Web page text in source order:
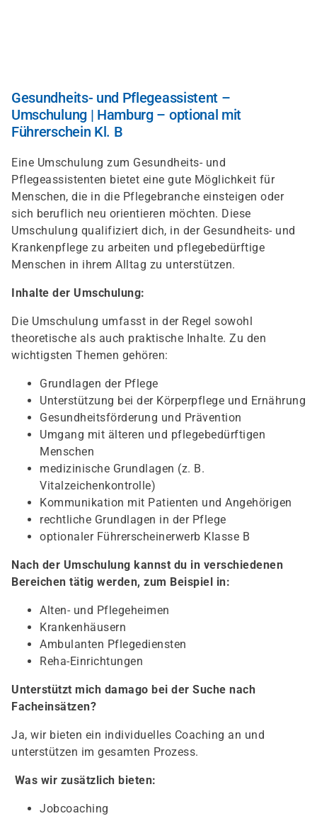
Gesundheits- und Pflegeassistent –
Umschulung | Hamburg – optional mit
Führerschein Kl. B
Eine Umschulung zum Gesundheits- und
Pflegeassistenten bietet eine gute Möglichkeit für
Menschen, die in die Pflegebranche einsteigen oder
sich beruflich neu orientieren möchten. Diese
Umschulung qualifiziert dich, in der Gesundheits- und
Krankenpflege zu arbeiten und pflegebedürftige
Menschen in ihrem Alltag zu unterstützen.
Inhalte der Umschulung:
Die Umschulung umfasst in der Regel sowohl
theoretische als auch praktische Inhalte. Zu den
wichtigsten Themen gehören:
Grundlagen der Pflege
Unterstützung bei der Körperpflege und Ernährung
Gesundheitsförderung und Prävention
Umgang mit älteren und pflegebedürftigen
Menschen
medizinische Grundlagen (z. B.
Vitalzeichenkontrolle)
Kommunikation mit Patienten und Angehörigen
rechtliche Grundlagen in der Pflege
optionaler Führerscheinerwerb Klasse B
Nach der Umschulung kannst du in verschiedenen
Bereichen tätig werden, zum Beispiel in:
Alten- und Pflegeheimen
Krankenhäusern
Ambulanten Pflegediensten
Reha-Einrichtungen
Unterstützt mich damago bei der Suche nach
Facheinsätzen?
Ja, wir bieten ein individuelles Coaching an und
unterstützen im gesamten Prozess.
Was wir zusätzlich bieten:
Jobcoaching